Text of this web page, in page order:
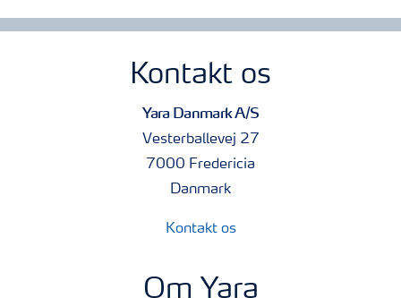
Kontakt os
Yara Danmark A/S
Vesterballevej 27
7000 Fredericia
Danmark
Kontakt os
Om Yara